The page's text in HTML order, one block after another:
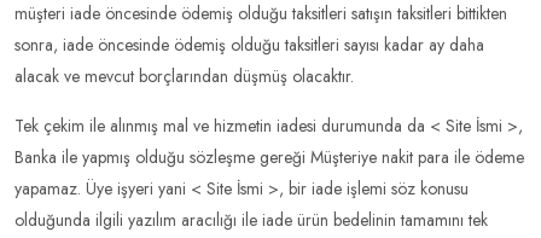
müşteri iade öncesinde ödemiş olduğu taksitleri satışın taksitleri bittikten
sonra, iade öncesinde ödemiş olduğu taksitleri sayısı kadar ay daha
alacak ve mevcut borçlarından düşmüş olacaktır.
Tek çekim ile alınmış mal ve hizmetin iadesi durumunda da < Site İsmi >,
Banka ile yapmış olduğu sözleşme gereği Müşteriye nakit para ile ödeme
yapamaz. Üye işyeri yani < Site İsmi >, bir iade işlemi söz konusu
olduğunda ilgili yazılım aracılığı ile iade ürün bedelinin tamamını tek